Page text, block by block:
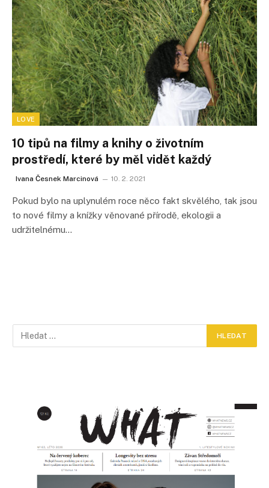
LOVE
10 tipů na filmy a knihy o životním
prostředí, které by měl vidět každý
Ivana Česnek Marcinová 10. 2. 2021
Pokud bylo na uplynulém roce něco fakt skvělého, tak jsou
to nové filmy a knížky věnované přírodě, ekologii a
udržitelnému…